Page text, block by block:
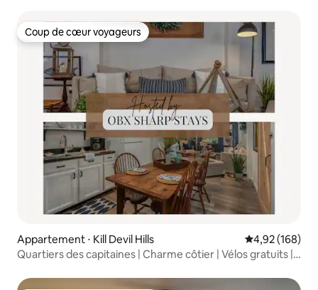
Coup de cœur voyageurs
Coup de cœur voyageurs
Appartement ⋅ Kill Devil Hills Évaluation
4,92 (168)
Quartiers des capitaines | Charme côtier | Vélos gratuits |